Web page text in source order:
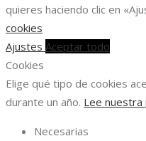
quieres haciendo clic en
cookies
Ajustes Aceptar todo
Cookies
Elige qué tipo de cookies
durante un año. Lee nuestra
Necesarias